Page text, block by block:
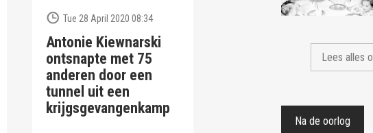
Tue 28 April 2020 08:34
Antonie Kiewnarski
ontsnapte met 75
anderen door een
tunnel uit een
krijgsgevangenkamp
Lees alles
Na de oorlog